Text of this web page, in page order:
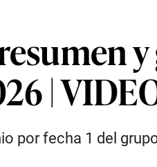
|
por fecha 1 del